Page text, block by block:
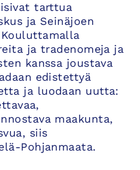
tarttua
ja Seinäjoen
ja tradenomeja ja
kanssa joustava
edistettyä
ja luodaan uutta:
maakunta,
siis
Pohjanmaata.